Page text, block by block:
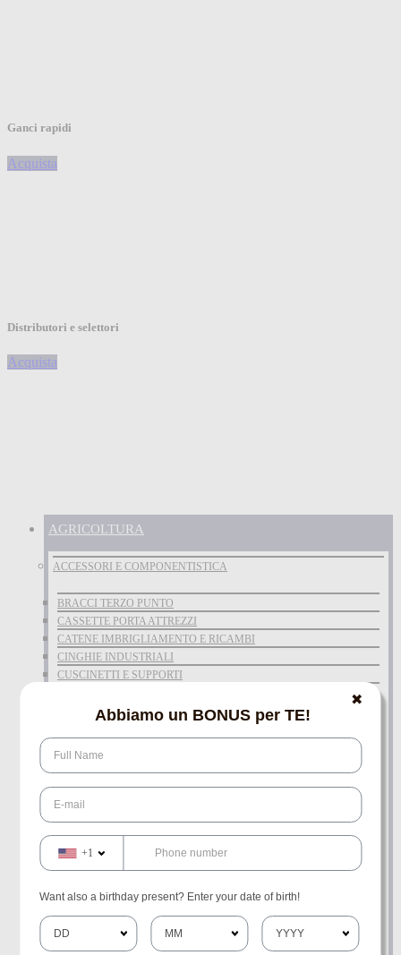
Ganci rapidi
Acquista
Distributori e selettori
Acquista
AGRICOLTURA
ACCESSORI E COMPONENTISTICA
BRACCI TERZO PUNTO
CASSETTE PORTA ATTREZZI
CATENE IMBRIGLIAMENTO E RICAMBI
CINGHIE INDUSTRIALI
CUSCINETTI E SUPPORTI
GANCI RAPIDI
OCCHIONI-PERNI TRAINO-ANTIFURTO
PERNI E TENDITORI
POMELLI-VOLANTINI-CUFFIE
POMPE ACQUA E RICAMBI
POMPE GASOLIO A MEMBRANA
RADIATORI-TAPPI E RUBINETTI
SEEGER-LINGUETTE-ROSETTE
✖
Abbiamo un BONUS per TE!
+1
Want also a birthday present? Enter your date of birth!